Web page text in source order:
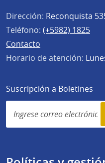
Dirección: Reconquista
Teléfono: (+5982) 1825
Contacto
Horario de atención:
Suscripción a Boletines
Simplenews
subscription